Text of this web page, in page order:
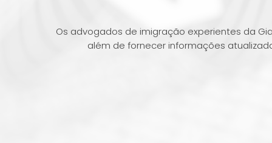
Os advogados de imigração experientes da
além de fornecer informações